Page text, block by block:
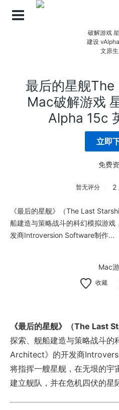
最后的星舰
Mac破解游戏
Alpha 15c
立即
免费
暂无评分 2
《最后的星舰》（The Last
船建造与策略战斗的科幻模拟游
发商Introversion Software制作...
Mac
《最后的星舰》（The Last
探索、舰船建造与策略战斗的
Architect》的开发商
将指挥一艘星舰，在无垠的宇
建立舰队，并在危机四伏的星